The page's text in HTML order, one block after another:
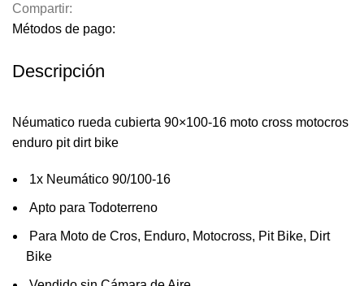
Compartir:
Métodos de pago:
Descripción
Néumatico rueda cubierta 90×100-16 moto cross motocros
enduro pit dirt bike
1x Neumático 90/100-16
Apto para Todoterreno
Para Moto de Cros, Enduro, Motocross, Pit Bike, Dirt
Bike